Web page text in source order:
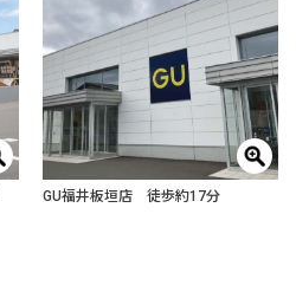
GU福井板垣店 徒歩約17分